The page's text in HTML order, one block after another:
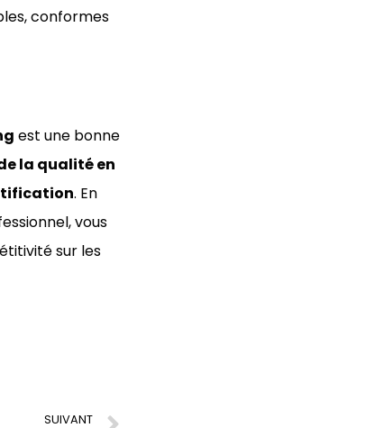
conformes
est une bonne
la qualité en
. En
vous
sur les
SUIVANT